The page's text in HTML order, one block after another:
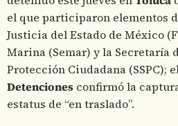
el que participaron elementos
Justicia del Estado de México
Marina (Semar) y la Secretaría
Protección Ciudadana (SSPC);
Detenciones confirmó la
estatus de “en traslado”.